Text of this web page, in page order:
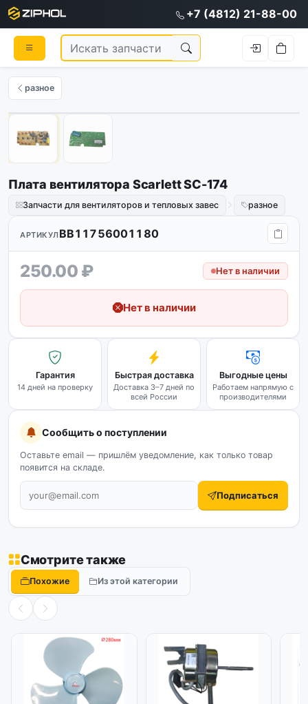
+7 (4812) 21-88-00
разное
Плата вентилятора Scarlett SC-174
Запчасти для вентиляторов и тепловых завес разное
АРТИКУЛBB11756001180
250.00 ₽ Нет в наличии
Нет в наличии
Гарантия
14 дней на проверку
Быстрая доставка
Доставка 3–7 дней по
всей России
Выгодные цены
Работаем напрямую с
производителями
Сообщить о поступлении
Оставьте email — пришлём уведомление, как только товар
появится на складе.
Подписаться
Смотрите также
Похожие Из этой категории